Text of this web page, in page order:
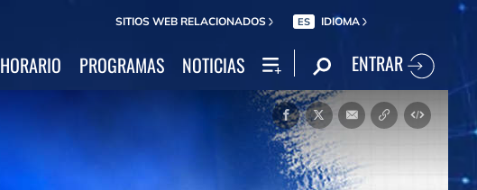
SITIOS WEB RELACIONADOS ES IDIOMA
HORARIO PROGRAMAS NOTICIAS ENTRAR